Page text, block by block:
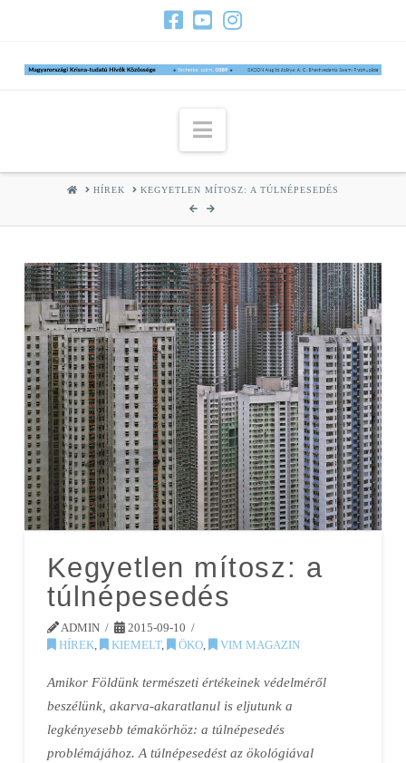
Navigation
HOMEHÍREK KEGYETLEN MÍTOSZ: A TÚLNÉPESEDÉS
Kegyetlen mítosz: a
túlnépesedés
ADMIN
2015-09-10
HÍREK, KIEMELT, ÖKO, VIM MAGAZIN
Amikor Földünk természeti értékeinek védelméről
beszélünk, akarva-akaratlanul is eljutunk a
legkényesebb témakörhöz: a túlnépesedés
problémájához. A túlnépesedést az ökológiával